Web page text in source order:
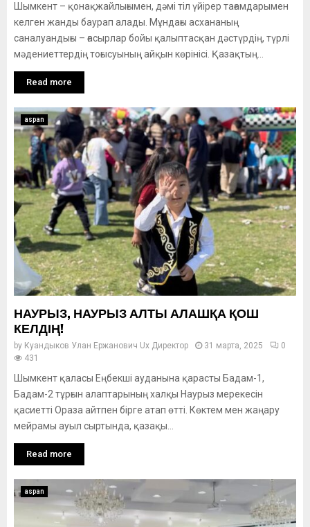
Шымкент – қонақжайлығымен, дәмі тіл үйірер тағамдарымен
келген жанды баурап алады. Мұндағы асхананың
саналуандығы – ғасырлар бойы қалыптасқан дәстүрдің, түрлі
мәдениеттердің тоғысуының айқын көрінісі. Қазақтың...
Read more
aspan
НАУРЫЗ, НАУРЫЗ АЛТЫ АЛАШҚА ҚОШ
КЕЛДІҢ!
by Куандыков Улан Ержанович Ux Директор 31 марта, 2025
0
431
Шымкент қаласы Еңбекші ауданына қарасты Бадам-1,
Бадам-2 тұрғын алаптарының халқы Наурыз мерекесін
қасиетті Ораза айтпен бірге атап өтті. Көктем мен жаңару
мейрамы ауыл сыртында, қазақы...
Read more
aspan